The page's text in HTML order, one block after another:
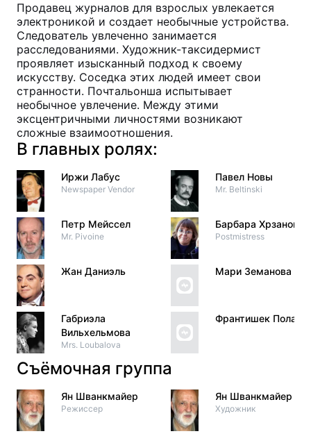
Продавец журналов для взрослых увлекается
электроникой и создает необычные устройства.
Следователь увлеченно занимается
расследованиями. Художник-таксидермист
проявляет изысканный подход к своему
искусству. Соседка этих людей имеет свои
странности. Почтальонша испытывает
необычное увлечение. Между этими
эксцентричными личностями возникают
сложные взаимоотношения.
В главных ролях:
Иржи Лабус
Newspaper Vendor
Петр Мейссел
Mr. Pivoine
Жан Даниэль
Габриэла
Вильхельмова
Mrs. Loubalova
Павел Новы
Mr. Beltinski
Барбара Хрзанова
Postmistress
Мари Земанова
Франтишек Полата
Съёмочная группа
Ян Шванкмайер
Режиссер
Ян Шванкмайер
Художник